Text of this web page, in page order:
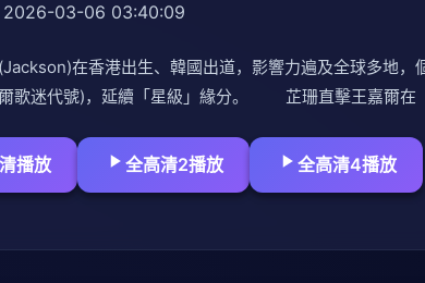
2026-03-06 03:40:09
在香港出生、韓國出道，影響力遍及全球多地
歌迷代號)，延續「星級」緣分。 芷珊直擊王嘉爾在
播放 全高清2播放 全高清4播放